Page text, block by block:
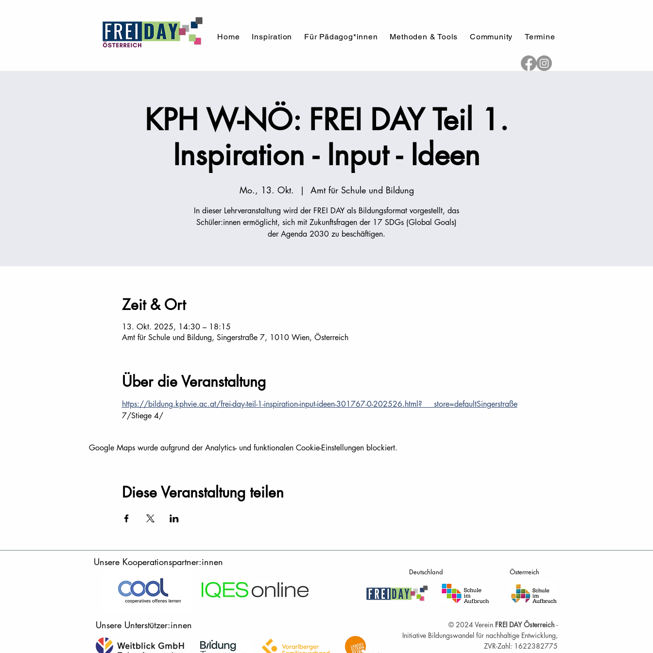
Home Inspiration Für Pädagog*innen Methoden & Tools Community Termine
KPH W-NÖ: FREI DAY Teil 1.
Inspiration - Input - Ideen
Mo., 13. Okt.
  |
Amt für Schule und Bildung
In dieser Lehrveranstaltung wird der FREI DAY als Bildungsformat vorgestellt, das
Schüler:innen ermöglicht, sich mit Zukunftsfragen der 17 SDGs (Global Goals)
der Agenda 2030 zu beschäftigen.
Zeit & Ort
13. Okt. 2025, 14:30 – 18:15
Amt für Schule und Bildung, Singerstraße 7, 1010 Wien, Österreich
Über die Veranstaltung
https://bildung.kphvie.ac.at/frei-day-teil-1-inspiration-input-ideen-301767-0-202526.html?___store=defaultSingerstraße
7/Stiege 4/
Google Maps wurde aufgrund der Analytics- und funktionalen Cookie-Einstellungen blockiert.
Diese Veranstaltung teilen
Unsere Kooperationspartner:innen
Unsere Unterstützer:innen
Deutschland Österrreich
© 2024 Verein FREI DAY Österreich -
Initiative Bildungswandel für nachhaltige Entwicklung,
ZVR-Zahl: 1622382775